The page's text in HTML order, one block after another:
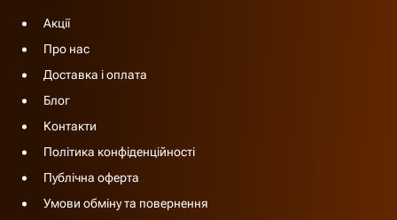
Акції
Про нас
Доставка і оплата
Блог
Контакти
Політика конфіденційності
Публічна оферта
Умови обміну та повернення